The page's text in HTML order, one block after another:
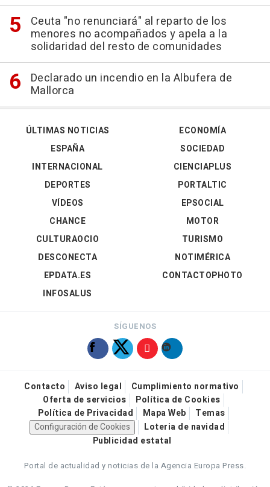
Ceuta "no renunciará" al reparto de los
menores no acompañados y apela a la
solidaridad del resto de comunidades
Declarado un incendio en la Albufera de
Mallorca
ÚLTIMAS NOTICIAS
ESPAÑA
INTERNACIONAL
DEPORTES
VÍDEOS
ECONOMÍA
SOCIEDAD
CIENCIAPLUS
PORTALTIC
EPSOCIAL
CHANCE
CULTURAOCIO
DESCONECTA
EPDATA.ES
INFOSALUS
MOTOR
TURISMO
NOTIMÉRICA
CONTACTOPHOTO
SÍGUENOS
Contacto Aviso legal
Cumplimiento normativo
Oferta de servicios
Política de Cookies
Política de Privacidad
Mapa Web
Temas
Configuración de Cookies
Loteria de navidad
Publicidad estatal
Portal de actualidad y noticias de la Agencia Europa Press.